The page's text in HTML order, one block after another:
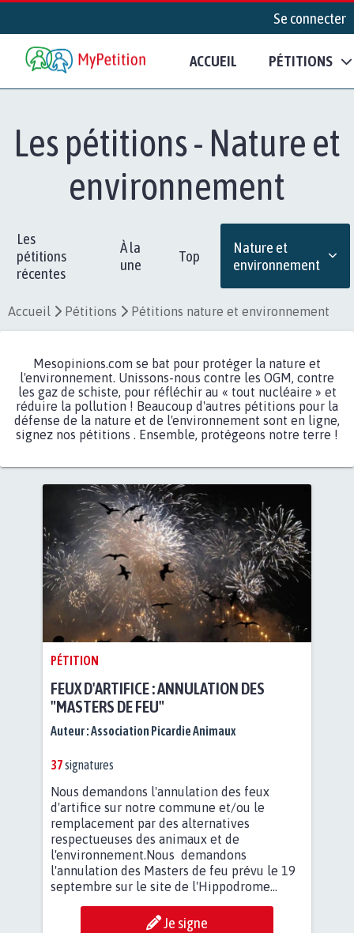
Se connecter
ACCUEIL PÉTITIONS
Les pétitions - Nature et
environnement
Les
pétitions
récentes
À la
une
Top
Nature et
environnement
Accueil Pétitions Pétitions nature et environnement
Mesopinions.com se bat pour protéger la nature et
l'environnement. Unissons-nous contre les OGM, contre
les gaz de schiste, pour réfléchir au « tout nucléaire » et
réduire la pollution ! Beaucoup d'autres pétitions pour la
défense de la nature et de l'environnement sont en ligne,
signez nos pétitions . Ensemble, protégeons notre terre !
PÉTITION
FEUX D'ARTIFICE : ANNULATION DES
"MASTERS DE FEU"
Auteur :Association Picardie Animaux
37signatures
Nous demandons l'annulation des feux
d'artifice sur notre commune et/ou le
remplacement par des alternatives
respectueuses des animaux et de
l'environnement.Nous demandons
l'annulation des Masters de feu prévu le 19
septembre sur le site de l'Hippodrome...
Je signe